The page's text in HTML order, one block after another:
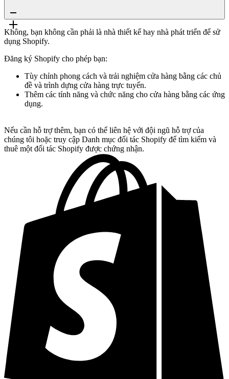
Không, bạn không cần phải là nhà thiết kế hay nhà phát triển để sử
dụng Shopify.
Đăng ký Shopify cho phép bạn:
Tùy chỉnh phong cách và trải nghiệm cửa hàng bằng các chủ
đề và trình dựng cửa hàng trực tuyến.
Thêm các tính năng và chức năng cho cửa hàng bằng các ứng
dụng.
Nếu cần hỗ trợ thêm, bạn có thể liên hệ với đội ngũ hỗ trợ của
chúng tôi hoặc truy cập Danh mục đối tác Shopify để tìm kiếm và
thuê một đối tác Shopify được chứng nhận.